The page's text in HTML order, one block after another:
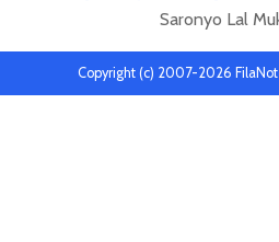
Saronyo Lal
Copyright (c) 2007-2026